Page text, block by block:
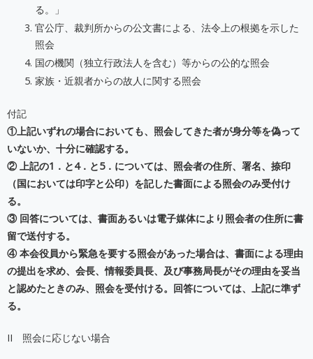
る。」
官公庁、裁判所からの公文書による、法令上の根拠を示した
照会
国の機関（独立行政法人を含む）等からの公的な照会
家族・近親者からの故人に関する照会
付記
①上記いずれの場合においても、照会してきた者が身分等を偽って
いないか、十分に確認する。
② 上記の1．と4．と5．については、照会者の住所、署名、捺印
（国においては印字と公印）を記した書面による照会のみ受付け
る。
③ 回答については、書面あるいは電子媒体により照会者の住所に書
留で送付する。
④ 本会役員から緊急を要する照会があった場合は、書面による理由
の提出を求め、会長、情報委員長、及び事務局長がその理由を妥当
と認めたときのみ、照会を受付ける。回答については、上記に準ず
る。
II 照会に応じない場合